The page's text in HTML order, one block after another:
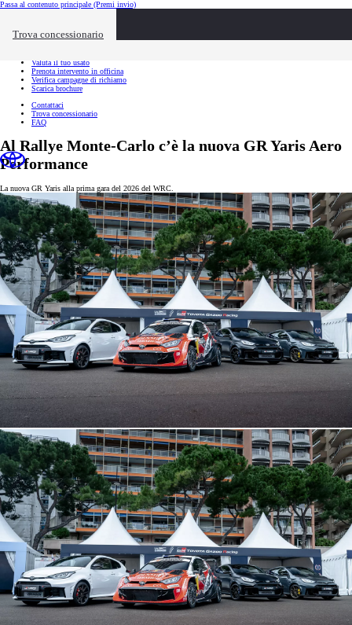
Passa al contenuto principale (Premi invio)
Trova concessionario
Link utili Chiudi overlay
Valuta il tuo usato
Prenota intervento in officina
Verifica campagne di richiamo
Scarica brochure
Contattaci
Trova concessionario
FAQ
Al Rallye Monte-Carlo c’è la nuova GR Yaris Aero
Performance
La nuova GR Yaris alla prima gara del 2026 del WRC.